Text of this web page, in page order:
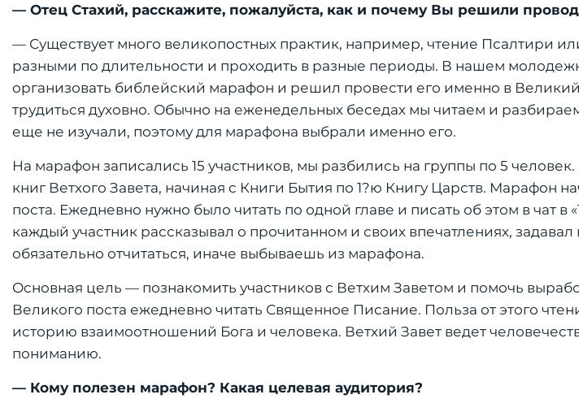
— Отец Стахий, расскажите, пожалуйста, как и почему Вы решили
— Существует много великопостных практик, например, чтение Псалтири
разными по длительности и проходить в разные периоды. В нашем
организовать библейский марафон и решил провести его именно в
трудиться духовно. Обычно на еженедельных беседах мы читаем и
еще не изучали, поэтому для марафона выбрали именно его.
На марафон записались 15 участников, мы разбились на группы по 5
книг Ветхого Завета, начиная с Книги Бытия по 1?ю Книгу Царств. Марафон
поста. Ежедневно нужно было читать по одной главе и писать об этом в чат в
каждый участник рассказывал о прочитанном и своих впечатлениях,
обязательно отчитаться, иначе выбываешь из марафона.
Основная цель — познакомить участников с Ветхим Заветом и помочь
Великого поста ежедневно читать Священное Писание. Польза от этого
историю взаимоотношений Бога и человека. Ветхий Завет ведет
пониманию.
— Кому полезен марафон? Какая целевая аудитория?